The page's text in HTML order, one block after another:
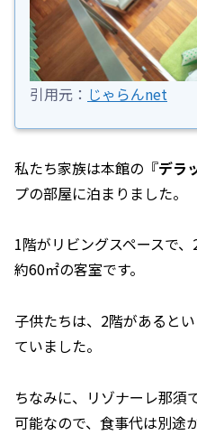
引用元： じゃらんnet
私たち家族は本館の『デラ
プの部屋に泊まりました。
1階がリビングスペースで
約60㎡の客室です。
子供たちは、2階があると
ていました。
ちなみに、リゾナーレ那須
可能なので、食事代は別途